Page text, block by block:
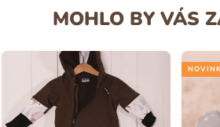
MOHLO BY VÁS